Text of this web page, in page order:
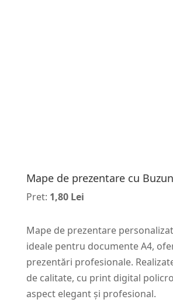
Mape de prezentare cu
Pret: 1,80 Lei
Mape de prezentare
ideale pentru documente A4,
prezentări profesionale.
de calitate, cu print digital
aspect elegant și profesional.